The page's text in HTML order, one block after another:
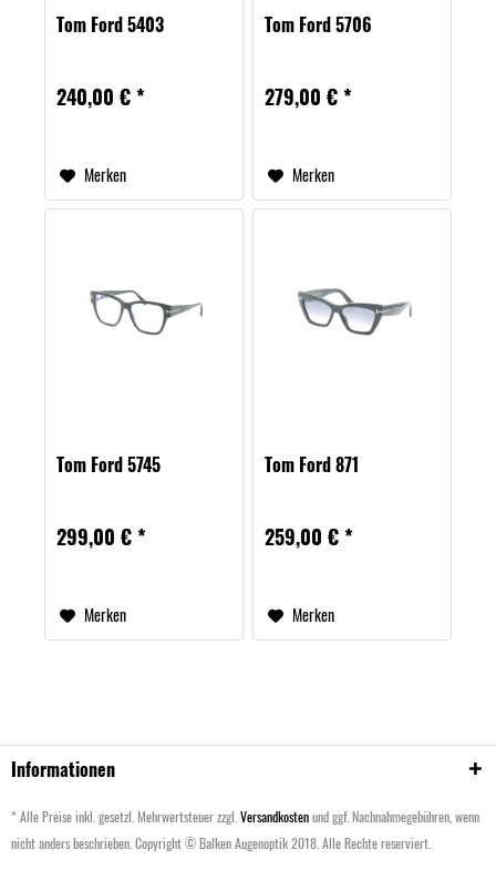
Tom Ford 5403
240,00 € *
Merken
Tom Ford 5706
279,00 € *
Merken
Tom Ford 5745
299,00 € *
Merken
Tom Ford 871
259,00 € *
Merken
Informationen
* Alle Preise inkl. gesetzl. Mehrwertsteuer zzgl. Versandkostenund ggf. Nachnahmegebühren, wenn
nicht anders beschrieben. Copyright © Balken Augenoptik 2018. Alle Rechte reserviert.